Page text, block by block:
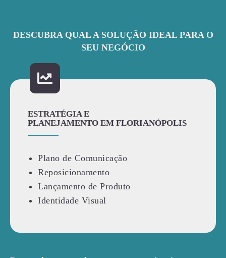
DESCUBRA QUAL A SOLUÇÃO IDEAL PARA O
SEU NEGÓCIO
ESTRATÉGIA E
PLANEJAMENTO EM FLORIANÓPOLIS
Plano de Comunicação
Reposicionamento
Lançamento de Produto
Identidade Visual